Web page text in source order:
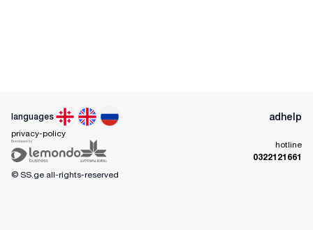
languages adhelp
privacy-policy
hotline
0322121661
© SS.ge all-rights-reserved